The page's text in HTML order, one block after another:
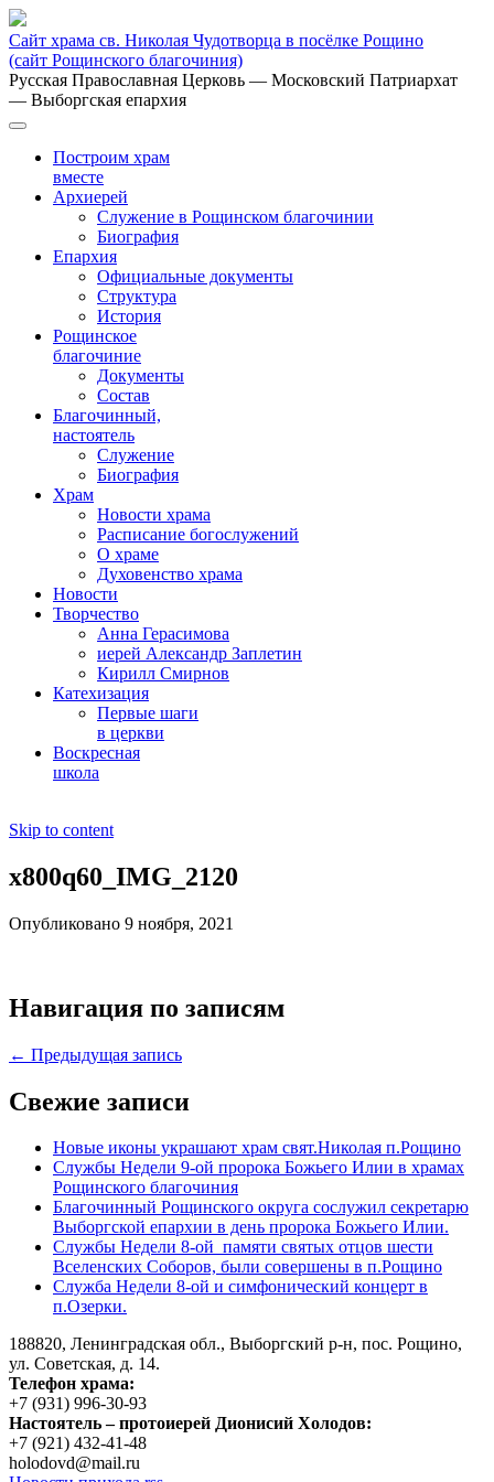
Сайт храма св. Николая Чудотворца в посёлке Рощино
(сайт Рощинского благочиния)
Русская Православная Церковь — Московский Патриархат
— Выборгская епархия
Построим храм
вместе
Архиерей
Служение в Рощинском благочинии
Биография
Епархия
Официальные документы
Структура
История
Рощинское
благочиние
Документы
Состав
Благочинный,
настоятель
Служение
Биография
Храм
Новости храма
Расписание богослужений
О храме
Духовенство храма
Новости
Творчество
Анна Герасимова
иерей Александр Заплетин
Кирилл Смирнов
Катехизация
Первые шаги
в церкви
Воскресная
школа
Skip to content
x800q60_IMG_2120
Опубликовано 9 ноября, 2021
Навигация по записям
← Предыдущая запись
Свежие записи
Новые иконы украшают храм свят.Николая п.Рощино
Службы Недели 9-ой пророка Божьего Илии в храмах
Рощинского благочиния
Благочинный Рощинского округа сослужил секретарю
Выборгской епархии в день пророка Божьего Илии.
Службы Недели 8-ой памяти святых отцов шести
Вселенских Соборов, были совершены в п.Рощино
Служба Недели 8-ой и симфонический концерт в
п.Озерки.
188820, Ленинградская обл., Выборгский р-н, пос. Рощино,
ул. Советская, д. 14.
Телефон храма:
+7 (931) 996-30-93
Настоятель – протоиерей Дионисий Холодов:
+7 (921) 432-41-48
holodovd@mail.ru